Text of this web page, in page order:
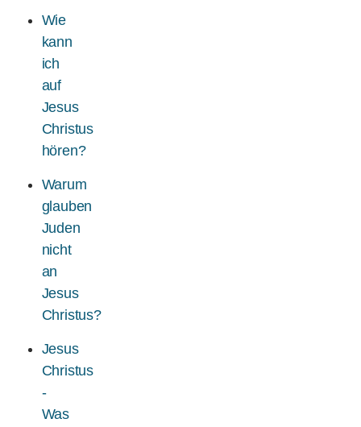
Wie
kann
ich
auf
Jesus
Christus
hören?
Warum
glauben
Juden
nicht
an
Jesus
Christus?
Jesus
Christus
-
Was